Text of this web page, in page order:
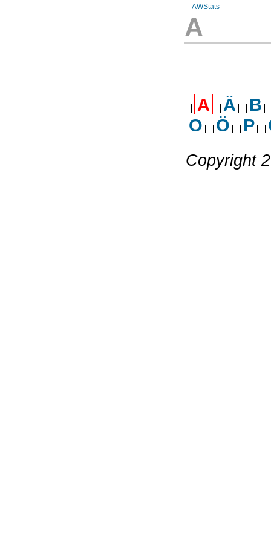
AWStats
A
A Ä
B
O
Ö P
Copyright